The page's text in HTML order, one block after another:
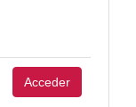
Acceder